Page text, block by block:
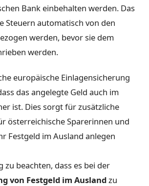
Bank einbehalten werden. Das
Steuern automatisch von den
werden, bevor sie dem
werden.
europäische Einlagensicherung
das angelegte Geld auch im
ist. Dies sorgt für zusätzliche
österreichische Sparerinnen und
Festgeld im Ausland anlegen
zu beachten, dass es bei der
von Festgeld im Auslandzu